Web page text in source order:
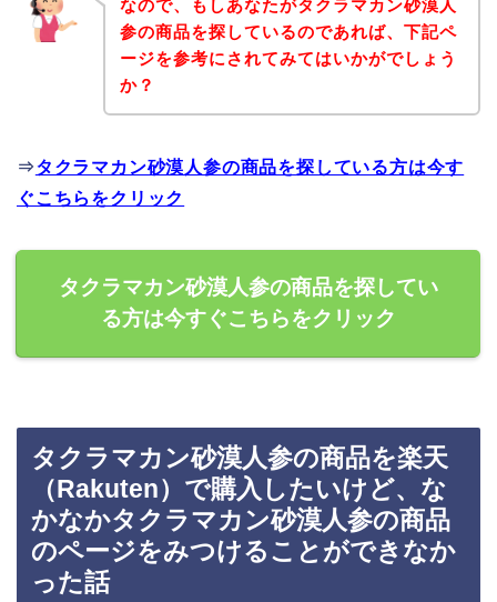
なので、もしあなたがタクラマカン砂漠人
参の商品を探しているのであれば、下記ペ
ージを参考にされてみてはいかがでしょう
か？
⇒タクラマカン砂漠人参の商品を探している方は今す
ぐこちらをクリック
タクラマカン砂漠人参の商品を探してい
る方は今すぐこちらをクリック
タクラマカン砂漠人参の商品を楽天
（Rakuten）で購入したいけど、な
かなかタクラマカン砂漠人参の商品
のページをみつけることができなか
った話